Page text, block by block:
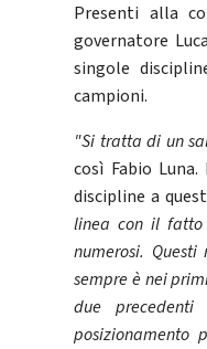
Presenti alla
governatore
singole
campioni.
"Si tratta di un
così Fabio
discipline a
linea con il
numerosi. Questi
sempre è nei
due
posizionamento